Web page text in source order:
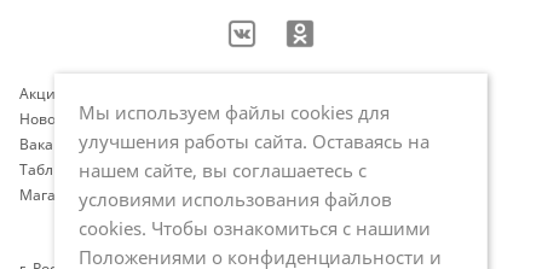
Акции
Новости
Вакансии
Таблица размеров
Магазины
Оплата и доставка
Программа лояльности
Публичная оферта
Политика обработки
персональных данных
Мы используем файлы cookies для
улучшения работы сайта. Оставаясь на
нашем сайте, вы соглашаетесь с
условиями использования файлов
cookies. Чтобы ознакомиться с нашими
Положениями о конфиденциальности и